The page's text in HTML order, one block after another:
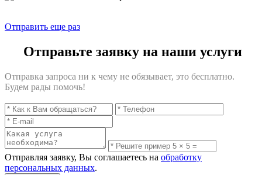
Отправить еще раз
Отправьте заявку на наши услуги
Отправка запроса ни к чему не обязывает, это бесплатно.
Будем рады помочь!
Отправляя заявку, Вы соглашаетесь на обработку
персональных данных.